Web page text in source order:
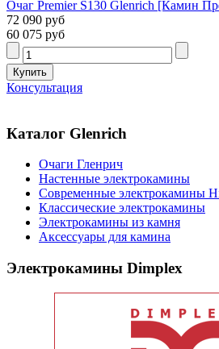
Очаг Premier S130 Glenrich [Камин
72 090 руб
60 075 руб
Консультация
Каталог Glenrich
Очаги Гленрич
Настенные электрокамины
Современные электрокамины
Классические электрокамины
Электрокамины из камня
Аксессуары для камина
Электрокамины Dimplex